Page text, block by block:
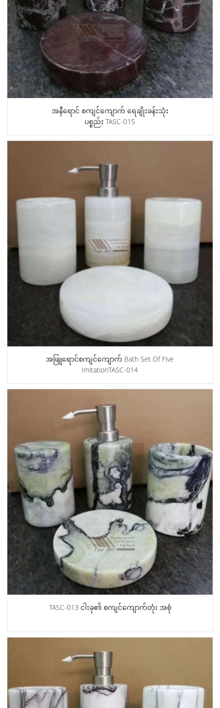
အနီရောင် စကျင်ကျောက် ရေချိုးခန်းသုံး
ပစ္စည်း TASC-015
အဖြူရောင်စကျင်ကျောက် Bath Set Of Five
ImitationTASC-014
TASC-013 ငါးခု၏ စကျင်ကျောက်တုံး အစုံ